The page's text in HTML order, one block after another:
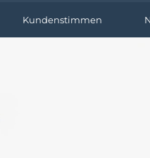
Kundenstimmen